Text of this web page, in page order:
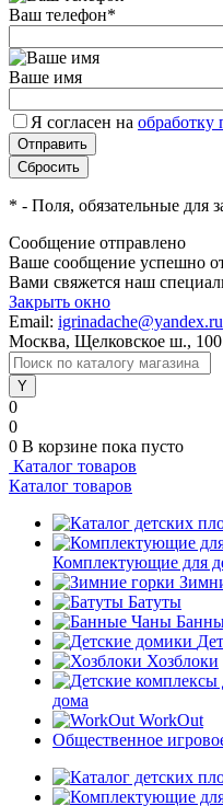
Ваш телефон*
Ваше имя
Я согласен на обработку
* - Поля, обязательные для
Сообщение отправлено
Ваше сообщение успешно
Вами свяжется наш
Закрыть окно
Email: igrinadache@yandex.ru
Москва, Щелковское ш., 100
0
0
0 В корзине пока пусто
Каталог товаров
Каталог товаров
Комплектующие для
Батуты
Хозблоки
дома
WorkOut
Общественное